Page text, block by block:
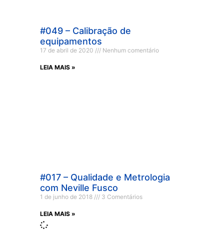
#049 – Calibração de
equipamentos
17 de abril de 2020 Nenhum comentário
LEIA MAIS »
#017 – Qualidade e Metrologia
com Neville Fusco
1 de junho de 2018 3 Comentários
LEIA MAIS »